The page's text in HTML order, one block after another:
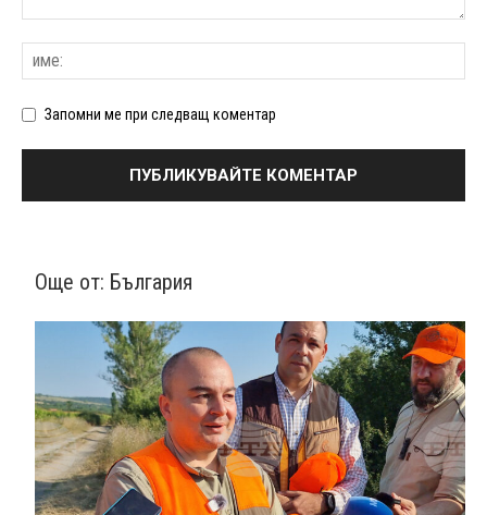
Запомни ме при следващ коментар
Още от: България